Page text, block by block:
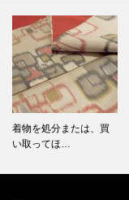
着物を処分または、買
い取ってほ…